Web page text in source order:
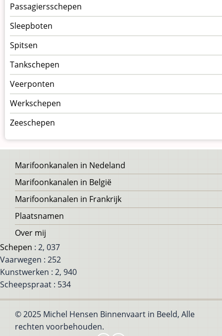
Passagiersschepen
Sleepboten
Spitsen
Tankschepen
Veerponten
Werkschepen
Zeeschepen
Voet
Marifoonkanalen in Nedeland
Marifoonkanalen in België
Marifoonkanalen in Frankrijk
Plaatsnamen
Over mij
Schepen : 2, 037
Vaarwegen : 252
Kunstwerken : 2, 940
Scheepspraat : 534
© 2025 Michel Hensen Binnenvaart in Beeld, Alle
rechten voorbehouden.